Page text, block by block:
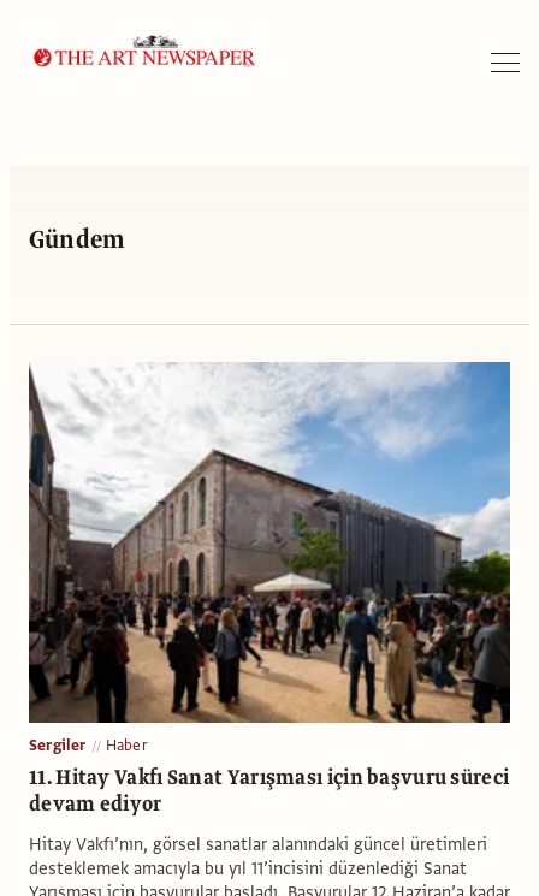
Gündem
Sergiler Haber
11. Hitay Vakfı Sanat Yarışması için başvuru süreci
devam ediyor
Hitay Vakfı’nın, görsel sanatlar alanındaki güncel üretimleri
desteklemek amacıyla bu yıl 11’incisini düzenlediği Sanat